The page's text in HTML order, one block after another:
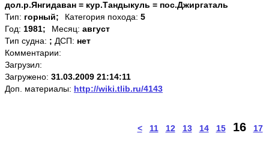
дол.р.Янгидаван = кур.Тандыкуль = пос.Джиргаталь
Тип: горный; Категория похода: 5
Год: 1981; Месяц: август
Тип судна: ; ДСП: нет
Комментарии:
Загрузил:
Загружено: 31.03.2009 21:14:11
Доп. материалы: http://wiki.tlib.ru/4143
< 11 12 13 14 15 16 17